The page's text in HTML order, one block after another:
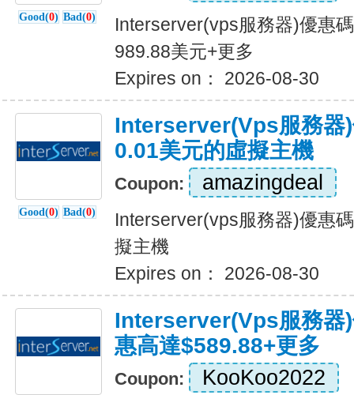
Good(0) Bad(0)
Interserver(vps服務器)優惠
989.88美元+更多
Expires on： 2026-08-30
Good(0) Bad(0)
Interserver(vps服務器
0.01美元的虛擬主機
Coupon: amazingdeal
Interserver(vps服務器)優惠
擬主機
Expires on： 2026-08-30
Interserver(vps服務器
惠高達$589.88+更多
Coupon: KooKoo2022